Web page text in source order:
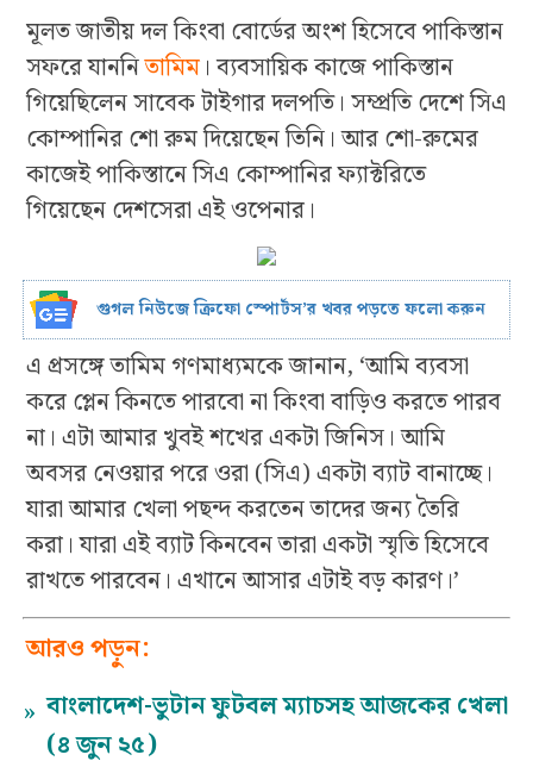
মূলত জাতীয় দল কিংবা বোর্ডের অংশ হিসেবে পাকিস্তান
সফরে যাননিতামিম। ব্যবসায়িক কাজে পাকিস্তান
গিয়েছিলেন সাবেক টাইগার দলপতি। সম্প্রতি দেশে সিএ
কোম্পানির শো রুম দিয়েছেন তিনি। আর শো-রুমের
কাজেই পাকিস্তানে সিএ কোম্পানির ফ্যাক্টরিতে
গিয়েছেন দেশসেরা এই ওপেনার।
গুগল নিউজে ক্রিফো স্পোর্টস’র খবর পড়তে ফলো করুন
এ প্রসঙ্গে তামিম গণমাধ্যমকে জানান, ‘আমি ব্যবসা
করে প্লেন কিনতে পারবো না কিংবা বাড়িও করতে পারব
না। এটা আমার খুবই শখের একটা জিনিস। আমি
অবসর নেওয়ার পরে ওরা (সিএ) একটা ব্যাট বানাচ্ছে।
যারা আমার খেলা পছন্দ করতেন তাদের জন্য তৈরি
করা। যারা এই ব্যাট কিনবেন তারা একটা স্মৃতি হিসেবে
রাখতে পারবেন। এখানে আসার এটাই বড় কারণ।’
আরও পড়ুন:
» বাংলাদেশ-ভুটান ফুটবল ম্যাচসহ আজকের খেলা
(৪ জুন ২৫)